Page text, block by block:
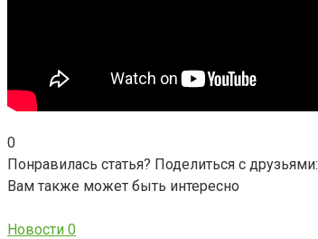
0
Понравилась статья? Поделиться с друзьями:
Вам также может быть интересно
Новости 0